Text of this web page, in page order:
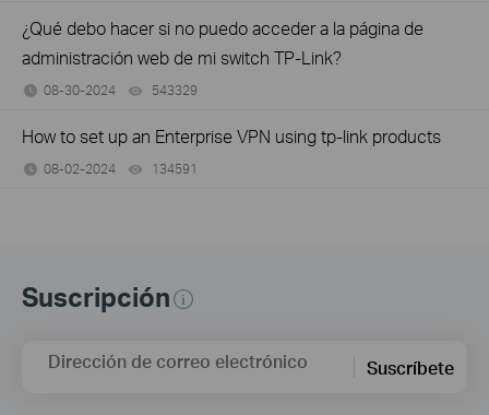
¿Qué debo hacer si no puedo acceder a la página de
administración web de mi switch TP-Link?
08-30-2024 543329
How to set up an Enterprise VPN using tp-link products
08-02-2024 134591
Suscripción
Dirección de correo electrónico Suscríbete